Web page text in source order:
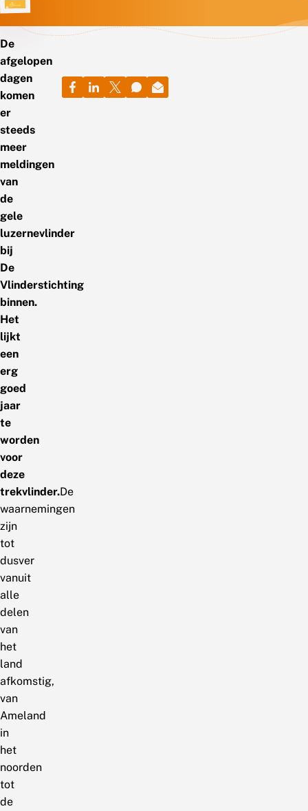
De
afgelopen
dagen
komen
er
steeds
meer
meldingen
van
de
gele
luzernevlinder
bij
De
Vlinderstichting
binnen.
Het
lijkt
een
erg
goed
jaar
te
worden
voor
deze
trekvlinder.De
waarnemingen
zijn
tot
dusver
vanuit
alle
delen
van
het
land
afkomstig,
van
Ameland
in
het
noorden
tot
de